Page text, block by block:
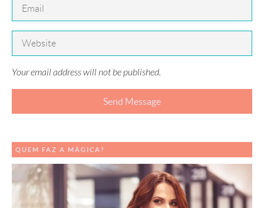
Your email address will not be published.
QUEM FAZ A MÁGICA?